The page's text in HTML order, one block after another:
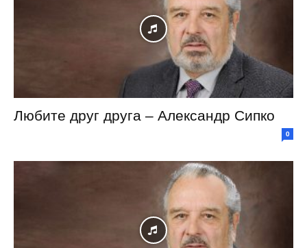
Любите друг друга – Александр Сипко
0